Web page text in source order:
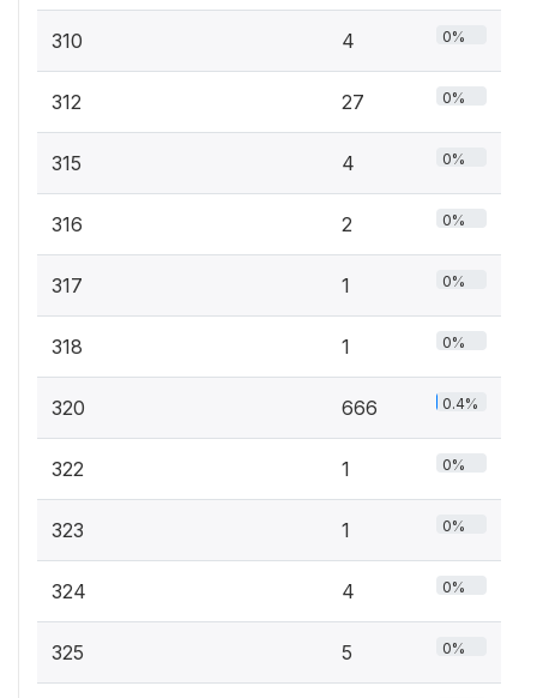
310 4 0%
312 27 0%
315 4 0%
316 2 0%
317 1 0%
318 1 0%
320 666 0.4%
322 1 0%
323 1 0%
324 4 0%
325 5 0%